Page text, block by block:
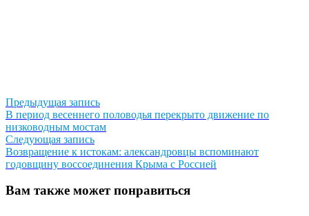
Навигация
по
записям
Предыдущая записьПредыдущая
запись:
В период весеннего половодья перекрыто движение по
низководным мостам
Следующая записьСледующая
запись:
Возвращение к истокам: александровцы вспоминают
годовщину воссоединения Крыма с Россией
Вам также может понравиться